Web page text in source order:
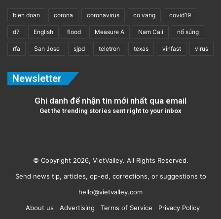
bien doan corona coronavirus co vang covid19
d7 English flood Measure A Nam Cali nổ súng
rfa San Jose sjpd teletron texas vinfast virus
Newsletter
Ghi danh để nhận tin mới nhất qua email
Get the trending stories sent right to your inbox
© Copyright 2026, VietValley. All Rights Reserved.
Send news tip, articles, op-ed, corrections, or suggestions to
hello@vietvalley.com
About us
Advertising Terms of Service Privacy Policy